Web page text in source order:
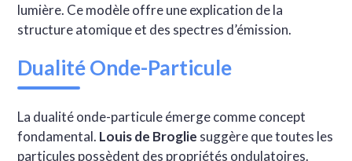
lumière. Ce modèle offre une explication de la
structure atomique et des spectres d’émission.
Dualité Onde-Particule
La dualité onde-particule émerge comme concept
fondamental. Louis de Broglie suggère que toutes les
particules possèdent des propriétés ondulatoires.